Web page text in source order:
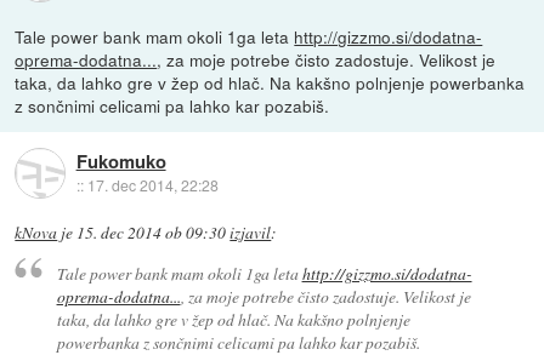
Tale power bank mam okoli 1ga leta http://gizzmo.si/dodatna-
oprema-dodatna..., za moje potrebe čisto zadostuje. Velikost je
taka, da lahko gre v žep od hlač. Na kakšno polnjenje powerbanka
z sončnimi celicami pa lahko kar pozabiš.
Fukomuko
:: 17. dec 2014, 22:28
kNova je 15. dec 2014 ob 09:30izjavil:
Tale power bank mam okoli 1ga letahttp://gizzmo.si/dodatna-
oprema-dodatna... , za moje potrebe čisto zadostuje. Velikost je
taka, da lahko gre v žep od hlač. Na kakšno polnjenje
powerbanka z sončnimi celicami pa lahko kar pozabiš.